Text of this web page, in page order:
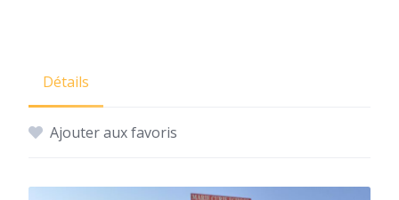
Détails
Ajouter aux favoris